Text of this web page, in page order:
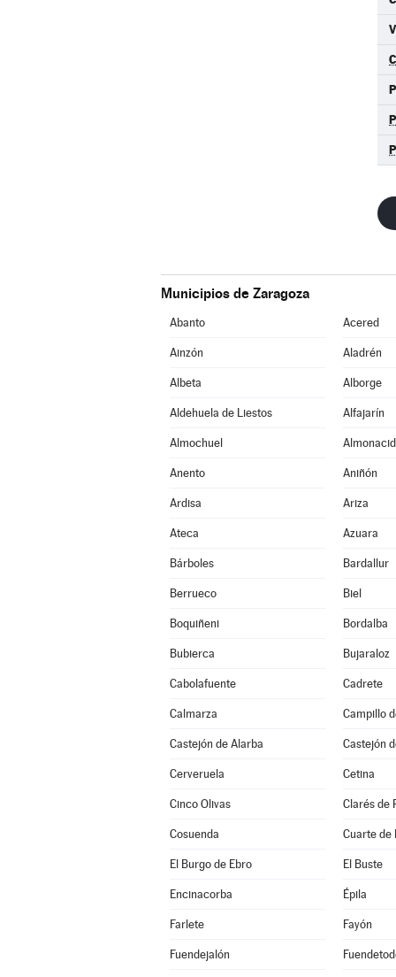
Municipios de Zaragoza
Abanto Acered
Ainzón Aladrén
Albeta Alborge
Aldehuela de Liestos Alfajarín
Almochuel
Anento Aniñón
Ardisa Ariza
Ateca Azuara
Bárboles Bardallur
Berrueco Biel
Boquiñeni Bordalba
Bubierca Bujaraloz
Cabolafuente Cadrete
Calmarza Campillo
Castejón de Alarba Castejón
Cerveruela Cetina
Cinco Olivas Clarés de
Cosuenda Cuarte de
El Burgo de Ebro El Buste
Encinacorba Épila
Farlete Fayón
Fuendejalón